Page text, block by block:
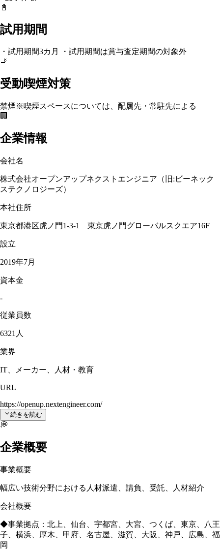
📓
試用期間
・試用期間3カ月 ・試用期間は賞与査定期間の対象外
🚬
受動喫煙対策
禁煙※喫煙スペースについては、配属先・常駐先による
🏢
企業情報
会社名
株式会社オープンアップネクストエンジニア（旧:ビーネック
ステクノロジーズ）
本社住所
東京都港区虎ノ門1-3-1 東京虎ノ門グローバルスクエア16F
設立
2019年7月
資本金
-
従業員数
6321人
業界
IT、メーカー、人材・教育
URL
https://openup.nextengineer.com/
続きを読む
💭
企業概要
事業概要
幅広い技術分野における人材派遣、請負、受託、人材紹介
会社概要
◆事業拠点：北上、仙台、宇都宮、大宮、つくば、東京、八王
子、横浜、厚木、甲府、名古屋、滋賀、大阪、神戸、広島、福
岡